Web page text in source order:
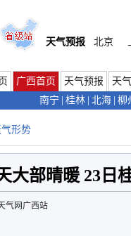
天气预报 北京
广西首页 天气预报
天
南宁
桂林 北海 柳
气形势
大部晴暖 23日
气网广西站